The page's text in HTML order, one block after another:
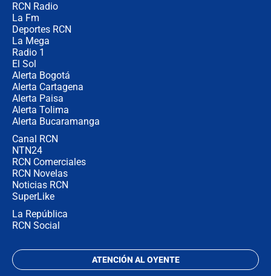
RCN Radio
La Fm
Deportes RCN
La Mega
Radio 1
El Sol
Alerta Bogotá
Alerta Cartagena
Alerta Paisa
Alerta Tolima
Alerta Bucaramanga
Canal RCN
NTN24
RCN Comerciales
RCN Novelas
Noticias RCN
SuperLike
La República
RCN Social
ATENCIÓN AL OYENTE